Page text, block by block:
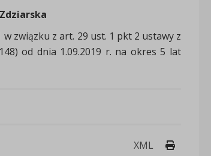
związku z art. 29 ust. 1 pkt 2 ustawy z
od dnia 1.09.2019 r. na okres 5 lat
XML Drukuj